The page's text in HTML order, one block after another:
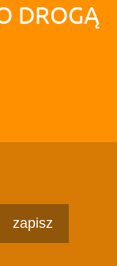
DROGĄ
zapisz